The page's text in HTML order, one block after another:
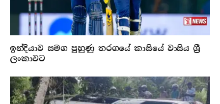
ඉන්දියාව සමග පුහුණු තරගයේ කාසියේ වාසිය ශ්‍රී
ලංකාවට